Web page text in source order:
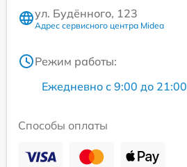
ул. Будённого, 123
Адрес сервисного центра Midea
Режим работы:
Ежедневно с 9:00 до 21:00
Способы оплаты